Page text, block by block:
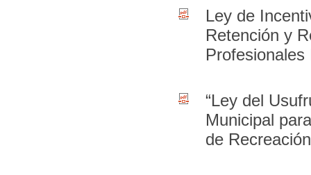
Ley de
Retención y
Profesionales
“Ley del
Municipal
de